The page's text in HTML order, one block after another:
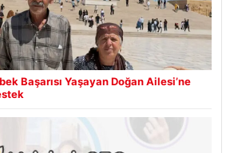
Başarısı Yaşayan Doğan Ailesi’ne